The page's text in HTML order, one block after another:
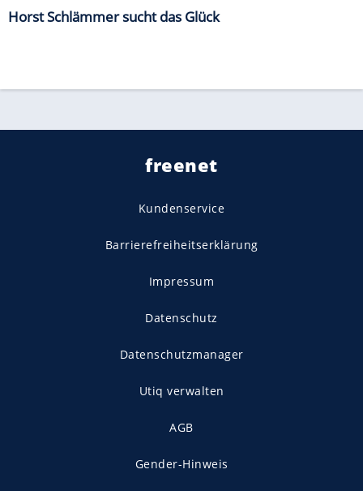
Horst Schlämmer sucht das Glück
freenet
Kundenservice
Barrierefreiheitserklärung
Impressum
Datenschutz
Datenschutzmanager
Utiq verwalten
AGB
Gender-Hinweis